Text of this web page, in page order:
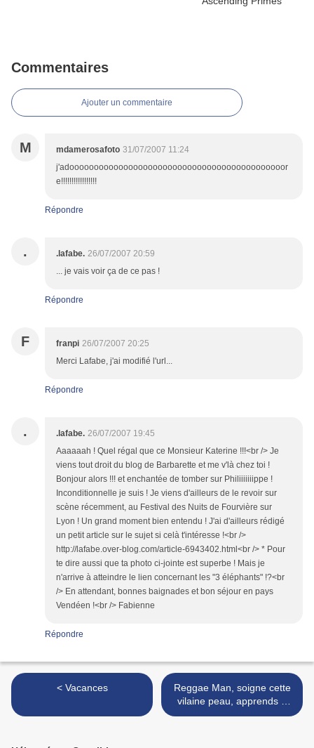
Commentaires
Ajouter un commentaire
M mdamerosafoto 31/07/2007 11:24
j'adoooooooooooooooooooooooooooooooooooooooooooor
e!!!!!!!!!!!!!!!!!
Répondre
. .lafabe. 26/07/2007 20:59
... je vais voir ça de ce pas !
Répondre
F franpi 26/07/2007 20:25
Merci Lafabe, j'ai modifié l'url...
Répondre
. .lafabe. 26/07/2007 19:45
Aaaaaah ! Quel régal que ce Monsieur Katerine !!!<br /> Je
viens tout droit du blog de Barbarette et me v'là chez toi !
Bonjour alors !!! et enchantée de tomber sur Philiiiiiiippe !
Inconditionnelle je suis ! Je viens d'ailleurs de le revoir sur
scène récemment, au Festival des Nuits de Fourvière sur
Lyon ! Un grand moment bien entendu ! J'ai d'ailleurs rédigé
un petit article sur le sujet si celà t'intéresse !<br />
http://lafabe.over-blog.com/article-6943402.html<br /> * Pour
te dire aussi que ta photo ci-jointe est superbe ! Mais je
n'arrive à atteindre le lien concernant les "3 éléphants" !?<br
/> En attendant, bonnes baignades et bon séjour en pays
Vendéen !<br /> Fabienne
Répondre
< Vacances
Reggae Man, soigne cette
vilaine peau, apprends à
boire et vient me recauser !